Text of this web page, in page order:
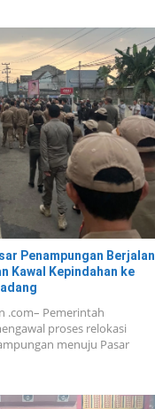
Penampungan Berjalan
Kawal Kepindahan ke
.com– Pemerintah
proses relokasi
menuju Pasar